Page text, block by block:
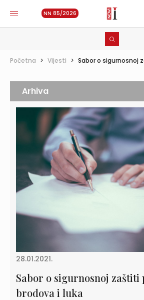
NN 85/2026
Početna > Vijesti > Sabor o sigurnosnoj
28.01.2021.
Sabor o sigurnosnoj zaštiti
brodova i luka
Arhiva